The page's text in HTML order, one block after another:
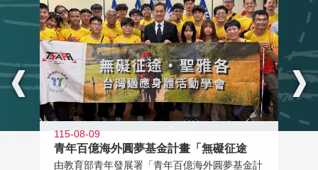
115-08-09
青年百億海外圓夢基金計畫「無礙征途
由教育部青年發展署「青年百億海外圓夢基金計